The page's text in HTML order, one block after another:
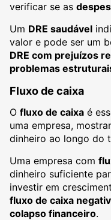
verificar se as
Um DRE saudável
valor e pode ser um
DRE com prejuízos
problemas
Fluxo de caixa
O fluxo de caixa é
uma empresa,
dinheiro ao longo do
Uma empresa com
dinheiro suficiente
investir em
fluxo de caixa
colapso financeiro.